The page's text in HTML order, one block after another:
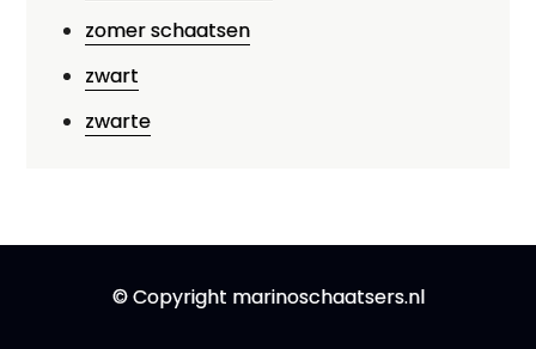
zomer schaatsen
zwart
zwarte
© Copyright marinoschaatsers.nl